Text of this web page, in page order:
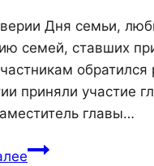
Дня семьи,
семей, ставших
приняли участие
главы…
В